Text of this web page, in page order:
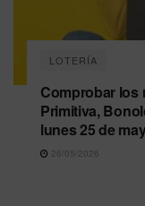
LOTERÍA
Comprobar los
Primitiva,
lunes 25 de
26/05/2026